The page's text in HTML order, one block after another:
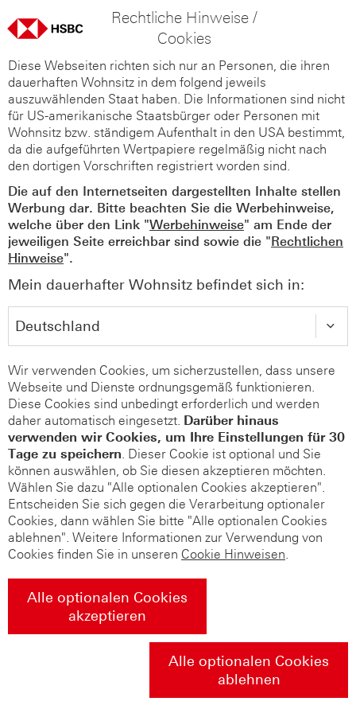
Rechtliche Hinweise /
Cookies
Diese Webseiten richten sich nur an Personen, die ihren
dauerhaften Wohnsitz in dem folgend jeweils
auszuwählenden Staat haben. Die Informationen sind nicht
für US-amerikanische Staatsbürger oder Personen mit
Wohnsitz bzw. ständigem Aufenthalt in den USA bestimmt,
da die aufgeführten Wertpapiere regelmäßig nicht nach
den dortigen Vorschriften registriert worden sind.
Die auf den Internetseiten dargestellten Inhalte stellen
Werbung dar. Bitte beachten Sie die Werbehinweise,
welche über den Link "Werbehinweise" am Ende der
jeweiligen Seite erreichbar sind sowie die "Rechtlichen
Hinweise".
Mein dauerhafter Wohnsitz befindet sich in:
Wir verwenden Cookies, um sicherzustellen, dass unsere
Webseite und Dienste ordnungsgemäß funktionieren.
Diese Cookies sind unbedingt erforderlich und werden
daher automatisch eingesetzt. Darüber hinaus
verwenden wir Cookies, um Ihre Einstellungen für 30
Tage zu speichern. Dieser Cookie ist optional und Sie
können auswählen, ob Sie diesen akzeptieren möchten.
Wählen Sie dazu "Alle optionalen Cookies akzeptieren".
Entscheiden Sie sich gegen die Verarbeitung optionaler
Cookies, dann wählen Sie bitte "Alle optionalen Cookies
ablehnen". Weitere Informationen zur Verwendung von
Cookies finden Sie in unseren Cookie Hinweisen.
Alle optionalen Cookies
akzeptieren
Alle optionalen Cookies
ablehnen